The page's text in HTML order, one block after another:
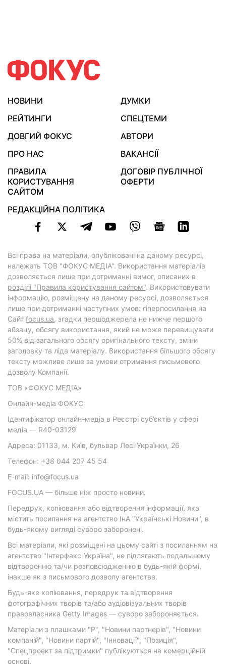
НОВИНИ
ДУМКИ
РЕЙТИНГИ
СПЕЦТЕМИ
ДОВГИЙ ФОКУС
АВТОРИ
ПРО НАС
ВАКАНСІЇ
ПРАВИЛА
КОРИСТУВАННЯ
САЙТОМ
ДОГОВІР ПУБЛІЧНОЇ
ОФЕРТИ
РЕДАКЦІЙНА ПОЛІТИКА
Всі права на матеріали, опубліковані на даному ресурсі,
належать ТОВ "ФОКУС МЕДІА". Використання матеріалів
дозволяється лише при дотриманні вимог, описаних в
розділі "Правила користування сайтом". Використовувати
інформацію, розміщену на даному ресурсі, дозволяється
лише при дотриманні наступних умов: гіперпосилання на
Cайт focus.ua, згадки першоджерела не нижче першого
абзацу, обсягу використання, який не може перевищувати
50% від загального обсягу оригінального тексту, зміни
заголовку та ліда матеріалу. Використання більшого обсягу
тексту можливе лише за умови отримання письмового
дозволу Компанії.
ТОВ «ФОКУС МЕДІА»
Онлайн-медіа ФОКУС
Ідентифікатор онлайн-медіа в Реєстрі суб’єктів у сфері
медіа — R40-03129
Адреса: 01133, м. Київ, бульвар Лесі Українки, 26
Телефон: +38 044 207 45 54
E-mail: info@focus.ua
FOCUS.UA — більше ніж просто новини.
Передрук, копіювання або відтворення інформації, яка
містить посилання на агентство ІнА "Українські Новини", в
будь-якому вигляді суворо заборонені.
Всі матеріали, які розміщені на цьому сайті з посиланням на
агентство "Інтерфакс-Україна", не підлягають подальшому
відтворенню та/чи розповсюдженню в будь-якій формі,
інакше як з письмового дозволу агентства.
Будь-яке копіювання, передрук та відтворення
фотографічних творів та/або аудіовізуальних творів
правовласника Getty Images — суворо забороняється.
Матеріали з плашками "Р", "Новини партнерів", "Новини
компаній", "Новини партій", "Інновації", "Позиція",
"Спецпроект за підтримки" публікуються на комерційній
основі.